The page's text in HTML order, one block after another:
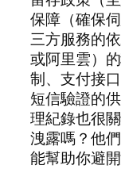
保障（確保
三方服務的
或阿里雲）
制、支付接
短信驗證的
理紀錄也很
洩露嗎？他
能幫助你避